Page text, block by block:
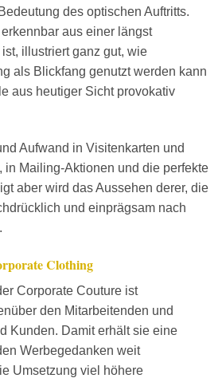
des optischen Auftritts.
aus einer längst
illustriert ganz gut, wie
als Blickfang genutzt werden kann
aus heutiger Sicht provokativ
Aufwand in Visitenkarten und
in Mailing-Aktionen und die perfekte
aber wird das Aussehen derer, die
und einprägsam nach
Clothing
Corporate Couture ist
den Mitarbeitenden und
Kunden. Damit erhält sie eine
Werbegedanken weit
Umsetzung viel höhere